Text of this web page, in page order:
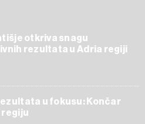
otkriva snagu
rezultata u Adria regiji
u fokusu: Končar
regiju